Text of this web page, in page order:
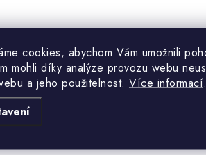
cookies, abychom Vám umožnili
mohli díky analýze provozu webu
a jeho použitelnost. Více informací.